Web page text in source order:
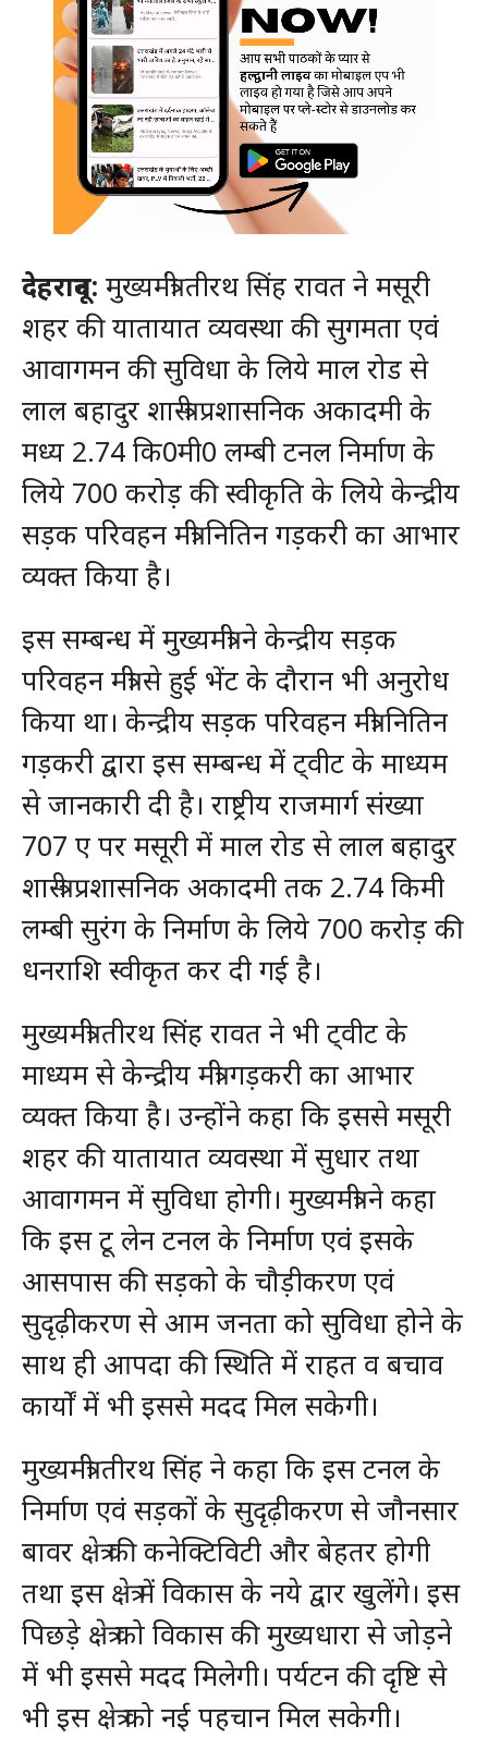
देहरादून: मुख्यमंत्री तीरथ सिंह रावत ने मसूरी
शहर की यातायात व्यवस्था की सुगमता एवं
आवागमन की सुविधा के लिये माल रोड से
लाल बहादुर शास्त्री प्रशासनिक अकादमी के
मध्य 2.74 कि0मी0 लम्बी टनल निर्माण के
लिये 700 करोड़ की स्वीकृति के लिये केन्द्रीय
सड़क परिवहन मंत्री नितिन गड़करी का आभार
व्यक्त किया है।
इस सम्बन्ध में मुख्यमंत्री ने केन्द्रीय सड़क
परिवहन मंत्री से हुई भेंट के दौरान भी अनुरोध
किया था। केन्द्रीय सड़क परिवहन मंत्री नितिन
गड़करी द्वारा इस सम्बन्ध में ट्वीट के माध्यम
से जानकारी दी है। राष्ट्रीय राजमार्ग संख्या
707 ए पर मसूरी में माल रोड से लाल बहादुर
शास्त्री प्रशासनिक अकादमी तक 2.74 किमी
लम्बी सुरंग के निर्माण के लिये 700 करोड़ की
धनराशि स्वीकृत कर दी गई है।
मुख्यमंत्री तीरथ सिंह रावत ने भी ट्वीट के
माध्यम से केन्द्रीय मंत्री गड़करी का आभार
व्यक्त किया है। उन्होंने कहा कि इससे मसूरी
शहर की यातायात व्यवस्था में सुधार तथा
आवागमन में सुविधा होगी। मुख्यमंत्री ने कहा
कि इस टू लेन टनल के निर्माण एवं इसके
आसपास की सड़को के चौड़ीकरण एवं
सुदृढ़ीकरण से आम जनता को सुविधा होने के
साथ ही आपदा की स्थिति में राहत व बचाव
कार्यों में भी इससे मदद मिल सकेगी।
मुख्यमंत्री तीरथ सिंह ने कहा कि इस टनल के
निर्माण एवं सड़कों के सुदृढ़ीकरण से जौनसार
बावर क्षेत्र की कनेक्टिविटी और बेहतर होगी
तथा इस क्षेत्र में विकास के नये द्वार खुलेंगे। इस
पिछड़े क्षेत्र को विकास की मुख्यधारा से जोड़ने
में भी इससे मदद मिलेगी। पर्यटन की दृष्टि से
भी इस क्षेत्र को नई पहचान मिल सकेगी।